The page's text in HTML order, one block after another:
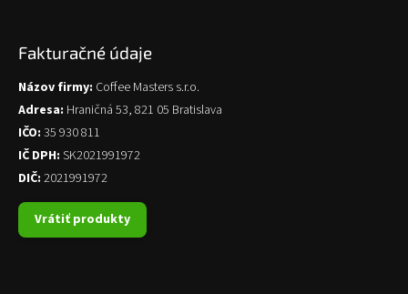
Fakturačné údaje
Názov firmy: Coffee Masters s.r.o.
Adresa: Hraničná 53, 821 05 Bratislava
IČO: 35 930 811
IČ DPH: SK2021991972
DIČ: 2021991972
Vrátiť produkty